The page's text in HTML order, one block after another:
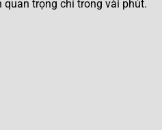
trọng chỉ trong vài phút.